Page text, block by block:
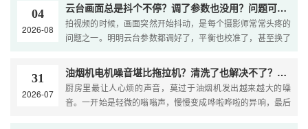
04
2026-08
云台画面总是抖个不停？调了参数也没用？问题可能出在电机上
拍视频的时候，画面突然开始抖动，是每个摄影师常常头疼的
问题之一。明明云台参数都调好了，平衡也校准了，甚至换了
31
2026-07
油烟机电机噪音堪比拖拉机？清洗了也解决不了？问题可能出在这里
厨房里最让人心烦的声音，莫过于油烟机发出越来越大的噪
音。一开始是轻微的嗡嗡声，慢慢变成哗啦哗啦的异响，最后